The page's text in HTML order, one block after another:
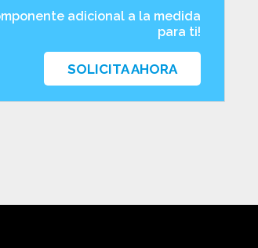
adicional a la medida
para ti!
SOLICITA AHORA